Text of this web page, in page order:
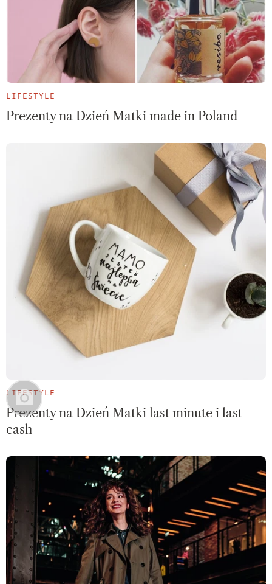
LIFESTYLE
Prezenty na Dzień Matki made in Poland
LIFESTYLE
Prezenty na Dzień Matki last minute i last
cash